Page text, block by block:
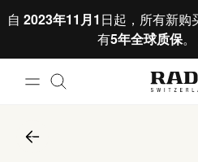
自 2023年11月1 日起，所有新购
有5年全球质保。